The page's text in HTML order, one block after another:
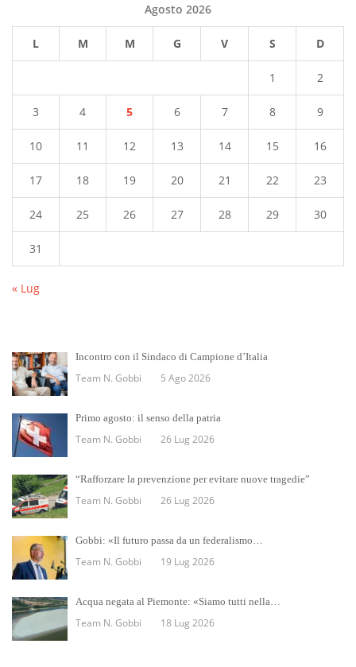
Agosto 2026
L M M G V S D
1 2
3 4 5 6 7 8 9
10 11 12 13 14 15 16
17 18 19 20 21 22 23
24 25 26 27 28 29 30
31
« Lug
Incontro con il Sindaco di Campione d’Italia
Team N. Gobbi 5 Ago 2026
Primo agosto: il senso della patria
Team N. Gobbi 26 Lug 2026
“Rafforzare la prevenzione per evitare nuove tragedie”
Team N. Gobbi 26 Lug 2026
Gobbi: «Il futuro passa da un federalismo…
Team N. Gobbi 19 Lug 2026
Acqua negata al Piemonte: «Siamo tutti nella…
Team N. Gobbi 18 Lug 2026